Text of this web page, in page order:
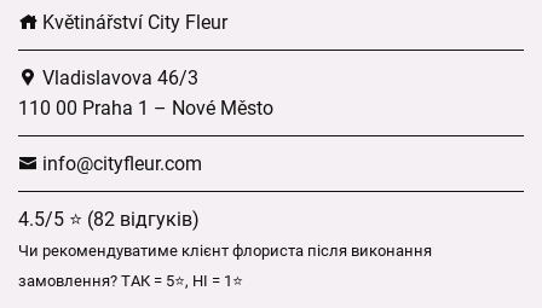
Květinářství City Fleur
Vladislavova 46/3
110 00 Praha 1 – Nové Město
info@cityfleur.com
4.5/5 ⭐ (82 відгуків)
Чи рекомендуватиме клієнт флориста після виконання
замовлення? ТАК = 5⭐, НІ = 1⭐